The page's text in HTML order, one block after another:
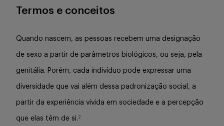
Termos e conceitos
Quando nascem, as pessoas recebem uma designação
de sexo a partir de parâmetros biológicos, ou seja, pela
genitália. Porém, cada indivíduo pode expressar uma
diversidade que vai além dessa padronização social, a
partir da experiência vivida em sociedade e a percepção
que elas têm de si. 2